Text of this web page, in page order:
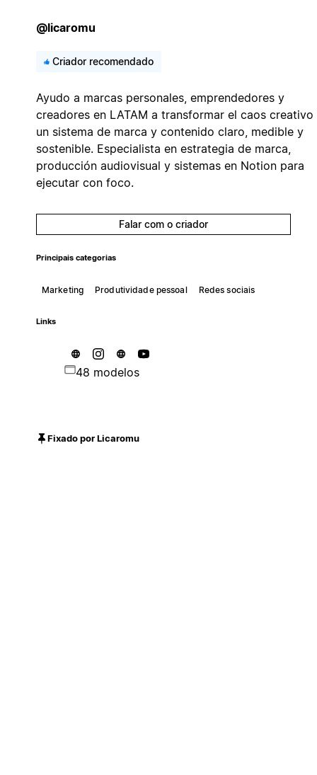
@licaromu
Criador recomendado
Ayudo a marcas personales, emprendedores y
creadores en LATAM a transformar el caos creativo
un sistema de marca y contenido claro, medible y
sostenible. Especialista en estrategia de marca,
producción audiovisual y sistemas en Notion para
ejecutar con foco.
Falar com o criador
Principais categorias
Marketing Produtividade pessoal Redes sociais
Links
48 modelos
Fixado por Licaromu